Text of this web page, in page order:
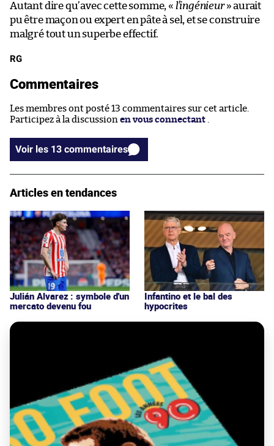
Autant dire qu’avec cette somme, « l’ingénieur» aurait
pu être maçon ou expert en pâte à sel, et se construire
malgré tout un superbe effectif.
RG
Commentaires
Les membres ont posté 13 commentaires sur cet article.
Participez à la discussion en vous connectant .
Voir les 13 commentaires
Articles en tendances
Julián Alvarez : symbole d'un
mercato devenu fou
Infantino et le bal des
hypocrites